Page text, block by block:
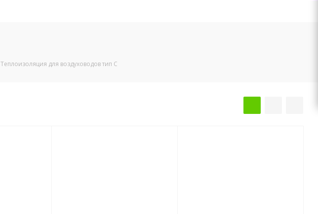
Теплоизоляция для воздуховодов тип С